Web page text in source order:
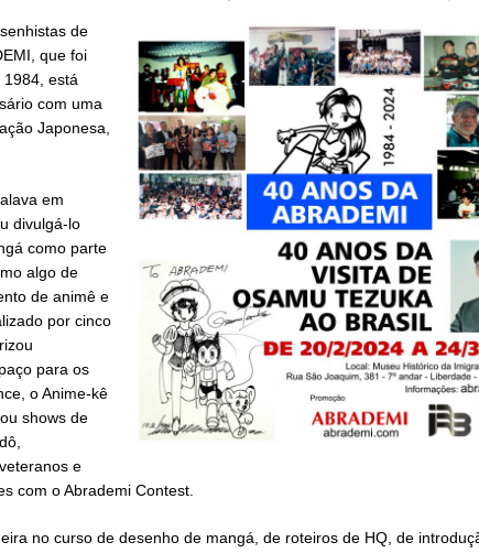
de
que foi
está
com uma
Japonesa,
em
divulgá-lo
como parte
algo de
de animê e
por cinco
para os
o Anime-kê
shows de
e
com o Abrademi Contest.
no curso de desenho de mangá, de roteiros de HQ, de